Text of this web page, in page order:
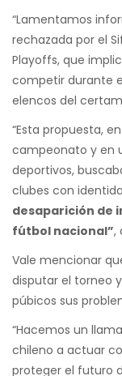
“Lamentamos
rechazada por el
Playoffs, que
competir durante
elencos del
“Esta propuesta,
campeonato y en
deportivos,
clubes con
desaparición de
fútbol nacional”,
Vale mencionar
disputar el torneo
púbicos sus
“Hacemos un
chileno a actuar
proteger el futuro